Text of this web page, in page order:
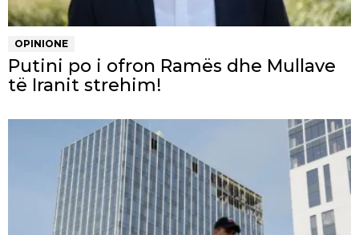
OPINIONE
Putini po i ofron Ramës dhe Mullave
të Iranit strehim!